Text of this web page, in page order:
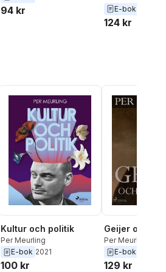
94 kr
E-bok
124 kr
Kultur och politik
Per Meurling
E-bok 2021
100 kr
Geijer och
Per Meurling
E-bok
129 kr